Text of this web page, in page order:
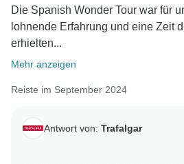
Die Spanish Wonder Tour war für
lohnende Erfahrung und eine Zeit
erhielten...
Mehr anzeigen
Reiste im September 2024
Antwort von: Trafalgar